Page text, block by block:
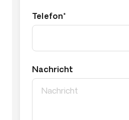
Telefon*
Nachricht